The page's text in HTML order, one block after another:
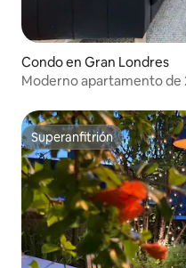
Condo en Gran Londres
Moderno apartamento de
Superanfitrión
Superanfitrión